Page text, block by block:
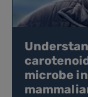
microbe